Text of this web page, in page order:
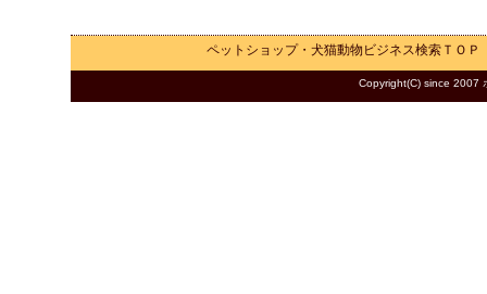
ペットショップ・犬猫動物ビジネス検索 ＴＯＰ
Copyright(C) since 2007